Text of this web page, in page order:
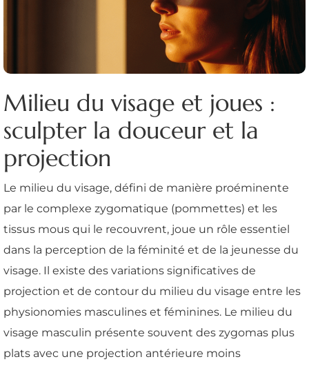
Milieu du visage et joues :
sculpter la douceur et la
projection
Le milieu du visage, défini de manière proéminente
par le complexe zygomatique (pommettes) et les
tissus mous qui le recouvrent, joue un rôle essentiel
dans la perception de la féminité et de la jeunesse du
visage. Il existe des variations significatives de
projection et de contour du milieu du visage entre les
physionomies masculines et féminines. Le milieu du
visage masculin présente souvent des zygomas plus
plats avec une projection antérieure moins